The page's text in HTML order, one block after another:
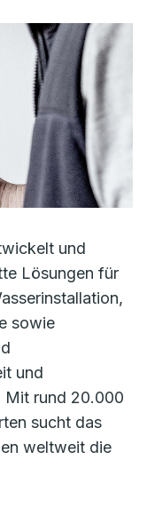
und
Lösungen für
sowie
und
Mit rund 20.000
sucht das
weltweit die